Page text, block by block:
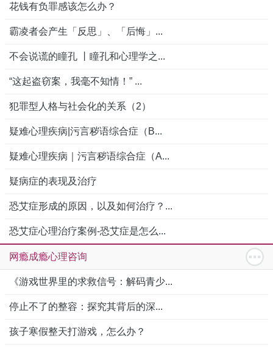
花钱有负罪感该怎么办？
霸凌者会产生「反思」、「后悔」...
不会说谎的瞳孔 丨瞳孔和心理学之...
“这起盗窃案，我毫不知情！” ...
犯罪型人格与社会化的关系（2）
疑难心理疾病|污言秽语综合症（B...
疑难心理疾病｜污言秽语综合症（A...
疑病症的表现及治疗
恐艾症形成的原因，以及如何治疗？...
恐艾症心理治疗案例-恐艾症是怎么...
网瘾成瘾心理咨询
《游戏世界里的求救信号：解码青少...
停止不了的整容：探究其背后的深...
孩子寒假整天打游戏，怎么办？